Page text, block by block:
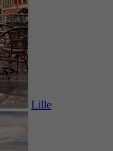
Lille